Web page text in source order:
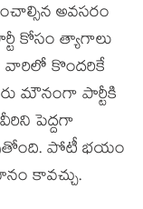
అవసరం
కోసం త్యాగాలు
కొందరికే
మౌనంగా పార్టీకి
పెద్దగా
పోటీ భయం
కావచ్చు.